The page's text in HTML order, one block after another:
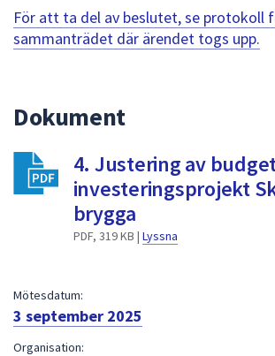
att
att
För att ta del av beslutet, se protokoll
sammanträdet där ärendet togs upp.
Dokument
4. Justering av
investeringsprojekt
brygga
PDF, 319 KB | Lyssna
Mötesdatum:
3 september 2025
Organisation: